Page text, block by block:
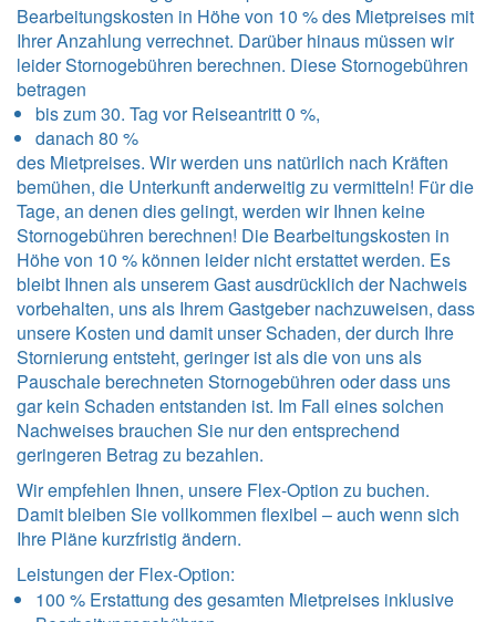
Bearbeitungskosten in Höhe von 10 % des Mietpreises mit
Ihrer Anzahlung verrechnet. Darüber hinaus müssen wir
leider Stornogebühren berechnen. Diese Stornogebühren
betragen
bis zum 30. Tag vor Reiseantritt 0 %,
danach 80 %
des Mietpreises. Wir werden uns natürlich nach Kräften
bemühen, die Unterkunft anderweitig zu vermitteln! Für die
Tage, an denen dies gelingt, werden wir Ihnen keine
Stornogebühren berechnen! Die Bearbeitungskosten in
Höhe von 10 % können leider nicht erstattet werden. Es
bleibt Ihnen als unserem Gast ausdrücklich der Nachweis
vorbehalten, uns als Ihrem Gastgeber nachzuweisen, dass
unsere Kosten und damit unser Schaden, der durch Ihre
Stornierung entsteht, geringer ist als die von uns als
Pauschale berechneten Stornogebühren oder dass uns
gar kein Schaden entstanden ist. Im Fall eines solchen
Nachweises brauchen Sie nur den entsprechend
geringeren Betrag zu bezahlen.
Wir empfehlen Ihnen, unsere Flex-Option zu buchen.
Damit bleiben Sie vollkommen flexibel – auch wenn sich
Ihre Pläne kurzfristig ändern.
Leistungen der Flex-Option:
100 % Erstattung des gesamten Mietpreises inklusive